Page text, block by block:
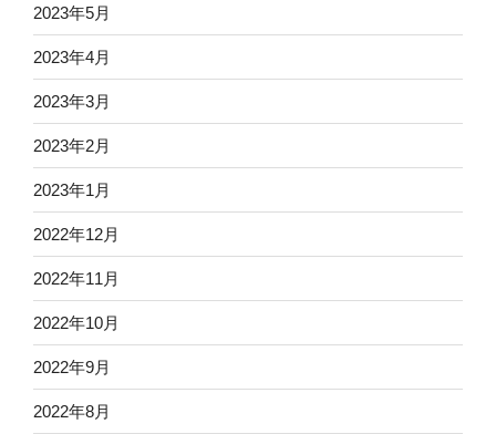
2023年5月
2023年4月
2023年3月
2023年2月
2023年1月
2022年12月
2022年11月
2022年10月
2022年9月
2022年8月